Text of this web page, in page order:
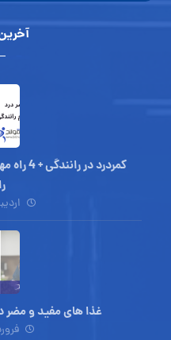
کمردرد
غذا های مفید و مضر